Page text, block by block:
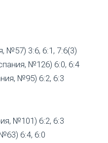
№57) 3:6, 6:1, 7:6(3)
№126) 6:0, 6:4
№95) 6:2, 6:3
№101) 6:2, 6:3
6:4, 6:0